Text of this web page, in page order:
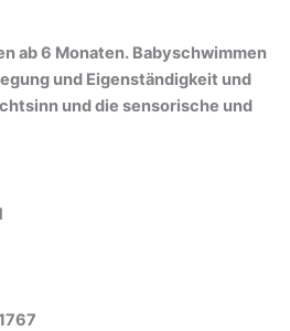
ab 6 Monaten. Babyschwimmen
und Eigenständigkeit und
und die sensorische und